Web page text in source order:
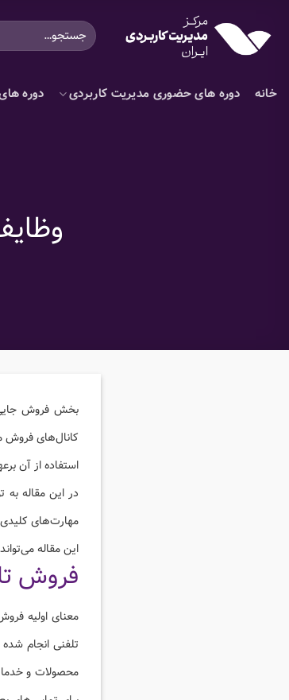
content
جستجو
برای:
خانه دوره های حضوری مدیریت کاربردی دوره
بخش فروش جایی
کانال‌های فروش
استفاده از آن
در این مقاله
مهارت‌های
این مقاله
فروش
تلفنی انجام
محصولات و